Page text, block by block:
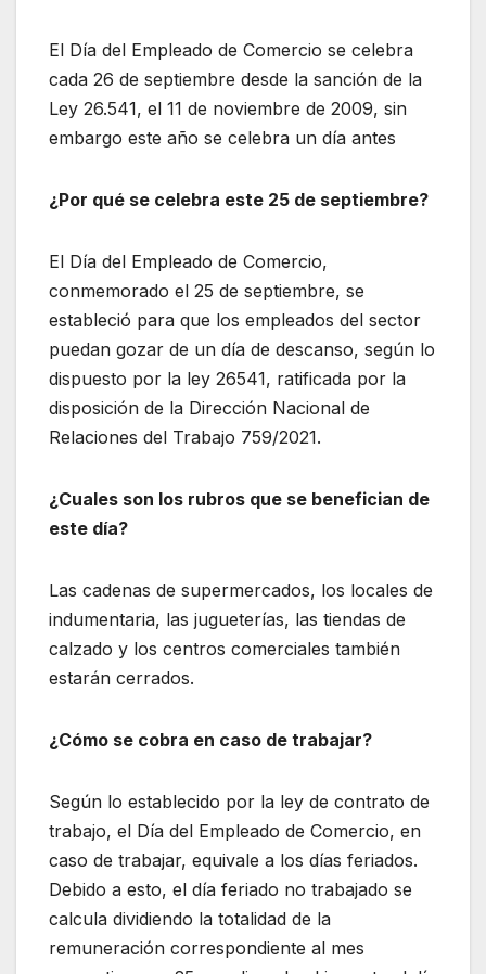
El Día del Empleado de Comercio se celebra
cada 26 de septiembre desde la sanción de la
Ley 26.541, el 11 de noviembre de 2009, sin
embargo este año se celebra un día antes
¿Por qué se celebra este 25 de septiembre?
El Día del Empleado de Comercio,
conmemorado el 25 de septiembre, se
estableció para que los empleados del sector
puedan gozar de un día de descanso, según lo
dispuesto por la ley 26541, ratificada por la
disposición de la Dirección Nacional de
Relaciones del Trabajo 759/2021.
¿Cuales son los rubros que se benefician de
este día?
Las cadenas de supermercados, los locales de
indumentaria, las jugueterías, las tiendas de
calzado y los centros comerciales también
estarán cerrados.
¿Cómo se cobra en caso de trabajar?
Según lo establecido por la ley de contrato de
trabajo, el Día del Empleado de Comercio, en
caso de trabajar, equivale a los días feriados.
Debido a esto, el día feriado no trabajado se
calcula dividiendo la totalidad de la
remuneración correspondiente al mes